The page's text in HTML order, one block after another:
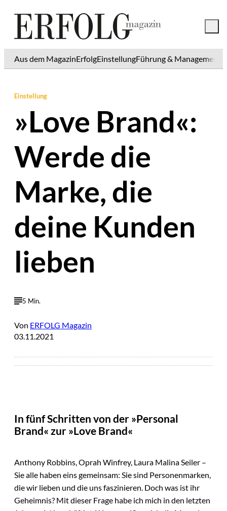
Aus dem MagazinErfolgEinstellungFührung & Management
Einstellung
»Love Brand«:
Werde die
Marke, die
deine Kunden
lieben
5 Min.
Von ERFOLG Magazin
03.11.2021
In fünf Schritten von der »Personal
Brand« zur »Love Brand«
Anthony Robbins, Oprah Winfrey, Laura Malina Seiler –
Sie alle haben eins gemeinsam: Sie sind Personenmarken,
die wir lieben und die uns faszinieren. Doch was ist ihr
Geheimnis? Mit dieser Frage habe ich mich in den letzten